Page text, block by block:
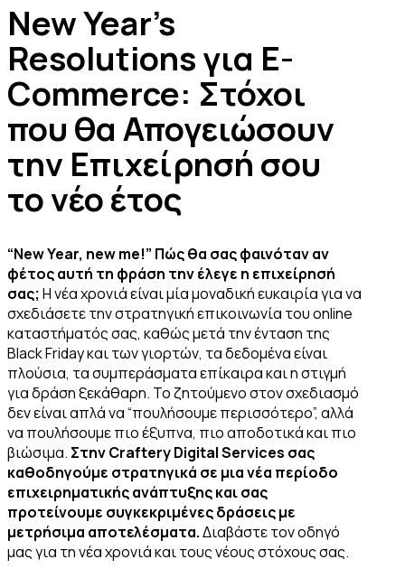
New Year’s
Resolutions για E-
Commerce: Στόχοι
που θα Απογειώσουν
την Επιχείρησή σου
το νέο έτος
“New Year, new me!” Πώς θα σας φαινόταν αν
φέτος αυτή τη φράση την έλεγε η επιχείρησή
σας; H νέα χρονιά είναι μία μοναδική ευκαιρία για να
σχεδιάσετε την στρατηγική επικοινωνία του online
καταστήματός σας, καθώς μετά την ένταση της
Black Friday και των γιορτών, τα δεδομένα είναι
πλούσια, τα συμπεράσματα επίκαιρα και η στιγμή
για δράση ξεκάθαρη. Το ζητούμενο στον σχεδιασμό
δεν είναι απλά να “πουλήσουμε περισσότερο”, αλλά
να πουλήσουμε πιο έξυπνα, πιο αποδοτικά και πιο
βιώσιμα. Στην Craftery Digital Services σας
καθοδηγούμε στρατηγικά σε μια νέα περίοδο
επιχειρηματικής ανάπτυξης και σας
προτείνουμε συγκεκριμένες δράσεις με
μετρήσιμα αποτελέσματα.Διαβάστε τον οδηγό
μας για τη νέα χρονιά και τους νέους στόχους σας.